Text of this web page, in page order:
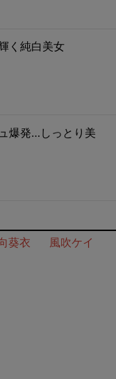
く純白美女
爆発…しっとり美
葵衣
風吹ケイ